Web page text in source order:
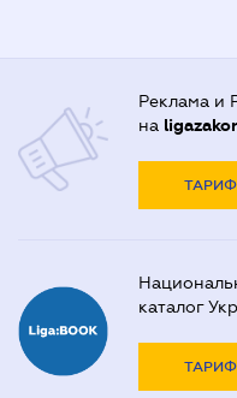
Реклама и
на
каталог